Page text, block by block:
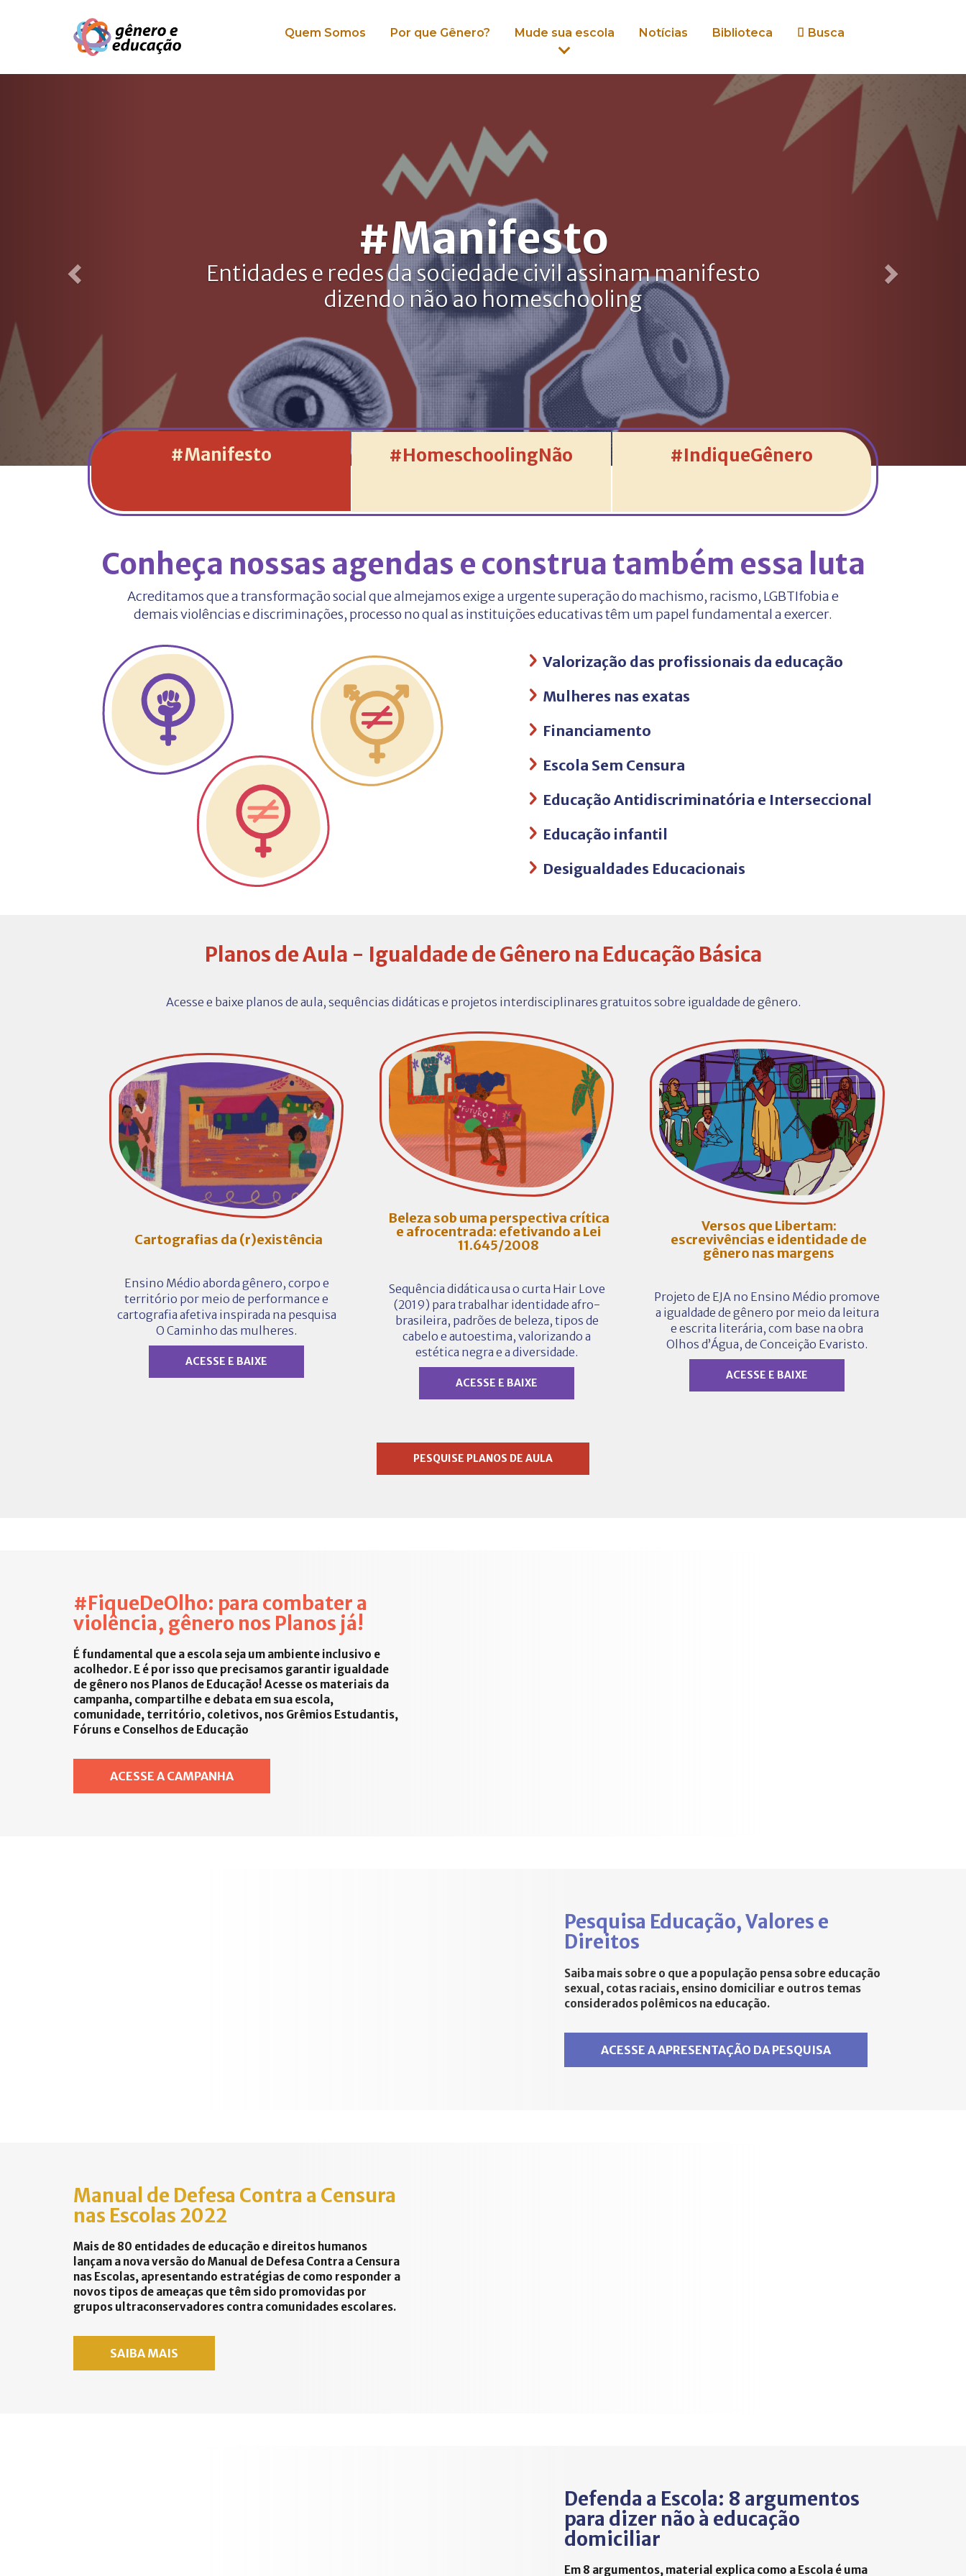
Pular para o conteúdo
Quem Somos Por que Gênero? Mude sua escola Notícias Biblioteca Busca
#Manifesto
Entidades e redes da sociedade civil assinam manifesto
dizendo não ao homeschooling
#Manifesto #HomeschoolingNão #IndiqueGênero
Conheça nossas agendas e construa também essa luta
Acreditamos que a transformação social que almejamos exige a urgente superação do machismo, racismo, LGBTIfobia e
demais violências e discriminações, processo no qual as instituições educativas têm um papel fundamental a exercer.
Valorização das profissionais da educação
Mulheres nas exatas
Financiamento
Escola Sem Censura
Educação Antidiscriminatória e Interseccional
Educação infantil
Desigualdades Educacionais
Planos de Aula - Igualdade de Gênero na Educação Básica
Acesse e baixe planos de aula, sequências didáticas e projetos interdisciplinares gratuitos sobre igualdade de gênero.
Cartografias da (r)existência
Ensino Médio aborda gênero, corpo e
território por meio de performance e
cartografia afetiva inspirada na pesquisa
O Caminho das mulheres.
ACESSE E BAIXE
Beleza sob uma perspectiva crítica
e afrocentrada: efetivando a Lei
11.645/2008
Sequência didática usa o curta Hair Love
(2019) para trabalhar identidade afro-
brasileira, padrões de beleza, tipos de
cabelo e autoestima, valorizando a
estética negra e a diversidade.
ACESSE E BAIXE
Versos que Libertam:
escrevivências e identidade de
gênero nas margens
Projeto de EJA no Ensino Médio promove
a igualdade de gênero por meio da leitura
e escrita literária, com base na obra
Olhos d’Água, de Conceição Evaristo.
ACESSE E BAIXE
PESQUISE PLANOS DE AULA
#FiqueDeOlho: para combater a
violência, gênero nos Planos já!
É fundamental que a escola seja um ambiente inclusivo e
acolhedor. E é por isso que precisamos garantir igualdade
de gênero nos Planos de Educação! Acesse os materiais da
campanha, compartilhe e debata em sua escola,
comunidade, território, coletivos, nos Grêmios Estudantis,
Fóruns e Conselhos de Educação
ACESSE A CAMPANHA
Pesquisa Educação, Valores e
Direitos
Saiba mais sobre o que a população pensa sobre educação
sexual, cotas raciais, ensino domiciliar e outros temas
considerados polêmicos na educação.
ACESSE A APRESENTAÇÃO DA PESQUISA
Manual de Defesa Contra a Censura
nas Escolas 2022
Mais de 80 entidades de educação e direitos humanos
lançam a nova versão do Manual de Defesa Contra a Censura
nas Escolas, apresentando estratégias de como responder a
novos tipos de ameaças que têm sido promovidas por
grupos ultraconservadores contra comunidades escolares.
SAIBA MAIS
Defenda a Escola: 8 argumentos
para dizer não à educação
domiciliar
Em 8 argumentos, material explica como a Escola é uma